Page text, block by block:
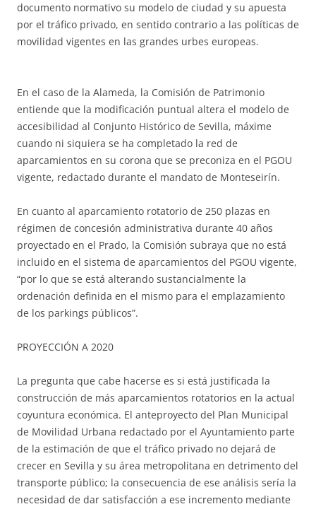
documento normativo su modelo de ciudad y su apuesta
por el tráfico privado, en sentido contrario a las políticas de
movilidad vigentes en las grandes urbes europeas.
En el caso de la Alameda, la Comisión de Patrimonio
entiende que la modificación puntual altera el modelo de
accesibilidad al Conjunto Histórico de Sevilla, máxime
cuando ni siquiera se ha completado la red de
aparcamientos en su corona que se preconiza en el PGOU
vigente, redactado durante el mandato de Monteseirín.
En cuanto al aparcamiento rotatorio de 250 plazas en
régimen de concesión administrativa durante 40 años
proyectado en el Prado, la Comisión subraya que no está
incluido en el sistema de aparcamientos del PGOU vigente,
“por lo que se está alterando sustancialmente la
ordenación definida en el mismo para el emplazamiento
de los parkings públicos”.
PROYECCIÓN A 2020
La pregunta que cabe hacerse es si está justificada la
construcción de más aparcamientos rotatorios en la actual
coyuntura económica. El anteproyecto del Plan Municipal
de Movilidad Urbana redactado por el Ayuntamiento parte
de la estimación de que el tráfico privado no dejará de
crecer en Sevilla y su área metropolitana en detrimento del
transporte público; la consecuencia de ese análisis sería la
necesidad de dar satisfacción a ese incremento mediante